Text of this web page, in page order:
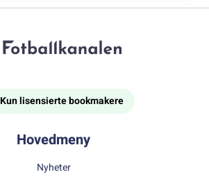
Kun lisensierte bookmakere
Hovedmeny
Nyheter